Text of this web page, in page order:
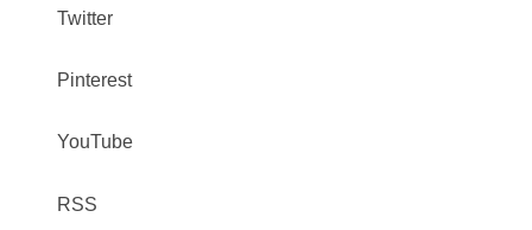
Twitter
Pinterest
YouTube
RSS